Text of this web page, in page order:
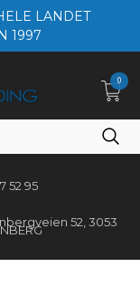
LANDET
1997
0
52 95
52, 3053